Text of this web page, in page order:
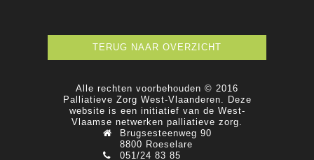
TERUG NAAR OVERZICHT
Alle rechten voorbehouden © 2016
Palliatieve Zorg West-Vlaanderen. Deze
website is een initiatief van de West-
Vlaamse netwerken palliatieve zorg.
Brugsesteenweg 90
8800 Roeselare
051/24 83 85